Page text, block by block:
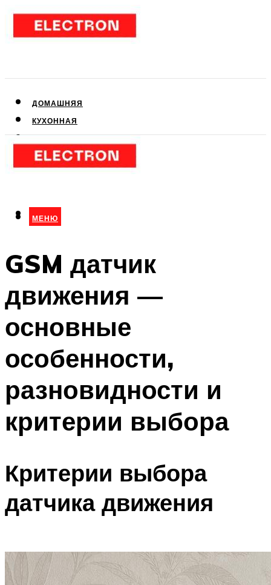
ДОМАШНЯЯ
КУХОННАЯ
КЛИМАТИЧЕСКАЯ
МЕНЮ
МЕНЮ
GSM датчик
движения —
основные
особенности,
разновидности и
критерии выбора
Критерии выбора
датчика движения